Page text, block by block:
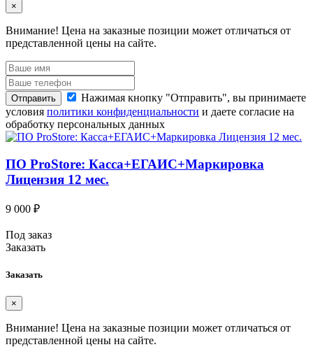
×
Внимание! Цена на заказные позиции может отличаться от
представленной цены на сайте.
Отправить
Нажимая кнопку "Отправить", вы принимаете
условия политики конфиденциальности и даете согласие на
обработку персональных данных
ПО ProStore: Касса+ЕГАИС+Маркировка
Лицензия 12 мес.
9 000 ₽
Под заказ
Заказать
Заказать
×
Внимание! Цена на заказные позиции может отличаться от
представленной цены на сайте.